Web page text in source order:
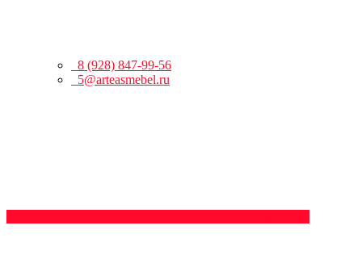
8 (928) 847-99-56
5@arteasmebel.ru